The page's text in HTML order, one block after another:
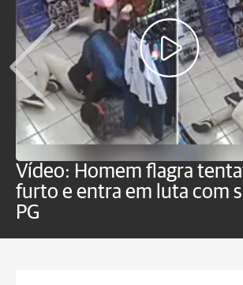
Vídeo: Homem flagra
furto e entra em luta com
PG